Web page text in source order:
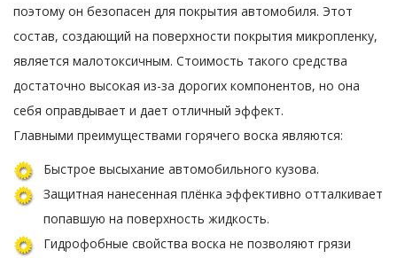
поэтому он безопасен для покрытия автомобиля. Этот
состав, создающий на поверхности покрытия микропленку,
является малотоксичным. Стоимость такого средства
достаточно высокая из-за дорогих компонентов, но она
себя оправдывает и дает отличный эффект.
Главными преимуществами горячего воска являются:
Быстрое высыхание автомобильного кузова.
Защитная нанесенная плёнка эффективно отталкивает
попавшую на поверхность жидкость.
Гидрофобные свойства воска не позволяют грязи